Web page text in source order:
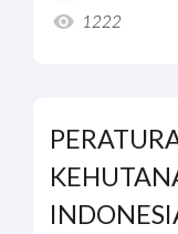
1222